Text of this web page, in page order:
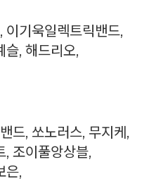
이기욱일렉트릭밴드,
슬, 해드리오,
드, 쏘노러스, 무지케,
, 조이풀앙상블,
은,